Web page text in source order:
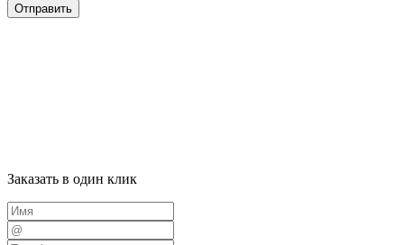
Отправить
Заказать в один клик